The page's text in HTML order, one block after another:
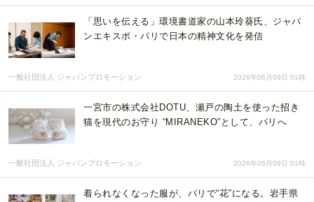
「思いを伝える」環境書道家の山本玲葵氏、ジャパ
ンエキスポ・パリで日本の精神文化を発信
一般社団法人 ジャパンプロモーション 2026年06月09日 01時
一宮市の株式会社DOTU、瀬戸の陶土を使った招き
猫を現代のお守り “MIRANEKO”として、パリへ
一般社団法人 ジャパンプロモーション 2026年06月09日 01時
着られなくなった服が、パリで“花”になる。岩手県